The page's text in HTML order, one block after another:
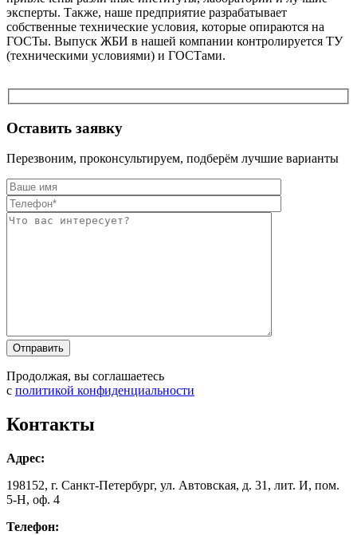
эксперты. Также, наше предприятие разрабатывает
собственные технические условия, которые опираются на
ГОСТы. Выпуск ЖБИ в нашей компании контролируется ТУ
(техническими условиями) и ГОСТами.
Оставить заявку
Перезвоним, проконсультируем, подберём лучшие варианты
Продолжая, вы соглашаетесь
с политикой конфиденциальности
Контакты
Адрес:
198152, г. Санкт-Петербург, ул. Автовская, д. 31, лит. И, пом.
5-Н, оф. 4
Телефон: